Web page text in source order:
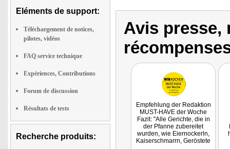
Eléments de support:
Téléchargement de notices,
pilotes, vidéos
FAQ service technique
Expériences, Contributions
Forum de discussion
Résultats de tests
Recherche produits:
Avis presse,
Empfehlung der Redaktion
MUST-HAVE der Woche
Fazit: "Alle Gerichte, die in
der Pfanne zubereitet
wurden, wie Eiernockerln,
Kaiserschmarrn, Geröstete